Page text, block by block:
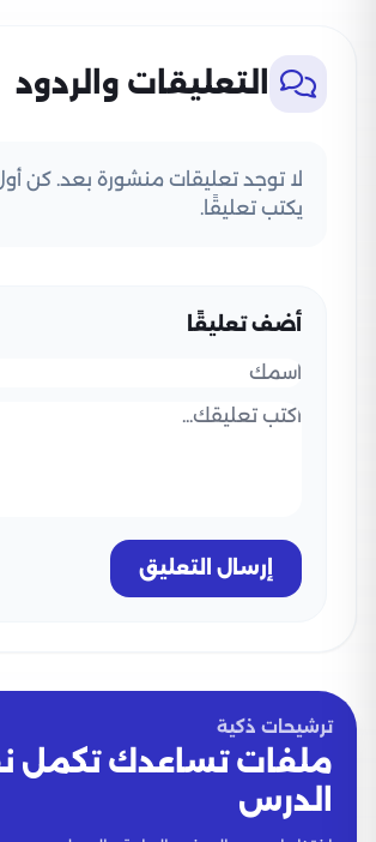
التعليقات والردود
لا توجد تعليقات منشورة بعد. كن
يكتب تعليقًا.
أضف تعليقًا
إرسال التعليق
ترشيحات ذكية
ملفات تساعدك
الدرس